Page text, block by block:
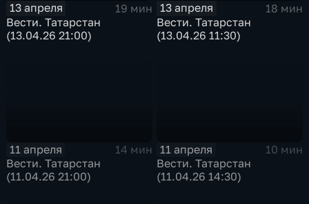
13 апреля
19 мин
Вести. Татарстан
(13.04.26 21:00)
13 апреля
18 мин
Вести. Татарстан
(13.04.26 11:30)
11 апреля
14 мин
Вести. Татарстан
(11.04.26 21:00)
11 апреля
10 мин
Вести. Татарстан
(11.04.26 14:30)